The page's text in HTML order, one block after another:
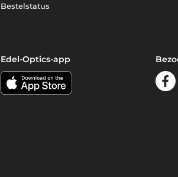
Bestelstatus
Edel-Optics-app